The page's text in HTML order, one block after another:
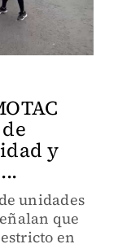
y
unidades
que
en